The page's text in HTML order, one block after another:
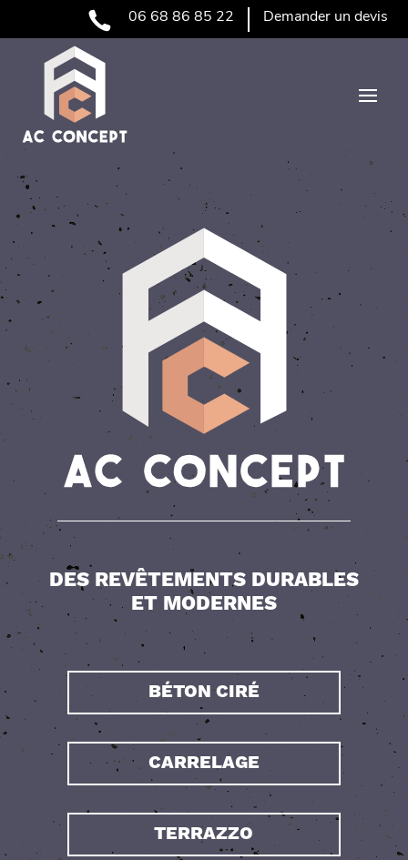
06 68 86 85 22 Demander un devis
DES REVÊTEMENTS DURABLES
ET MODERNES
BÉTON CIRÉ
CARRELAGE
TERRAZZO